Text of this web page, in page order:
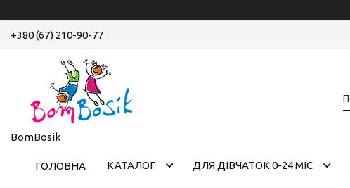
+380 (67) 210-90-77
BomBosik
ГОЛОВНА КАТАЛОГ ДЛЯ ДІВЧАТОК 0-24 МІС